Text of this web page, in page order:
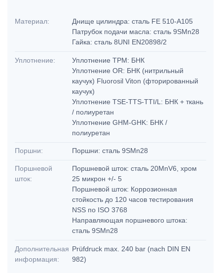
Материал:
Днище цилиндра: сталь FE 510-A105
Патрубок подачи масла: сталь 9SMn28
Гайка: сталь 8UNI EN20898/2
Уплотнение:
Уплотнение TPM: БНК
Уплотнение OR: БНК (нитрильный
каучук) Fluorosil Viton (фторированный
каучук)
Уплотнение TSE-TTS-TTI/L: БНК + ткань
/ полиуретан
Уплотнение GHM-GHK: БНК /
полиуретан
Поршни: Поршни: сталь 9SMn28
Поршневой
шток:
Поршневой шток: сталь 20MnV6, хром
25 микрон +/- 5
Поршневой шток: Коррозионная
стойкость до 120 часов тестирования
NSS по ISO 3768
Направляющая поршневого штока:
сталь 9SMn28
Дополнительная
информация:
Prüfdruck max. 240 bar (nach DIN EN
982)